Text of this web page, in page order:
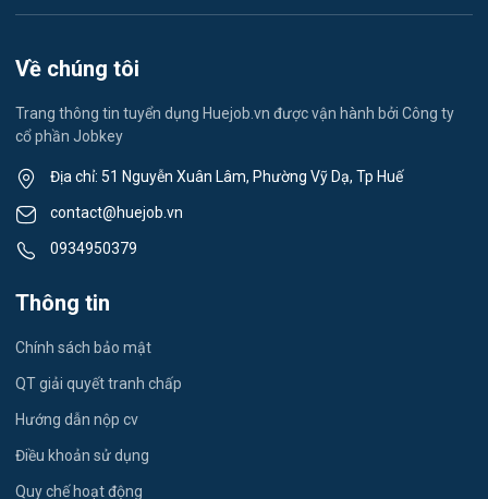
Du lịch
Công nhân
Kỹ sư Xây Dựng
giáo viên tiếng Anh
Thu Ngân
Về chúng tôi
Trang thông tin tuyển dụng Huejob.vn được vận hành bởi Công ty
cổ phần Jobkey
Địa chỉ: 51 Nguyễn Xuân Lâm, Phường Vỹ Dạ, Tp Huế
contact@huejob.vn
0934950379
Thông tin
Chính sách bảo mật
QT giải quyết tranh chấp
Hướng dẫn nộp cv
Điều khoản sử dụng
Quy chế hoạt động